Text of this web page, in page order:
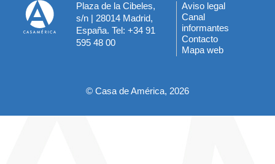
Plaza de la Cibeles,
s/n | 28014 Madrid,
España. Tel: +34 91
595 48 00
Menú
del
pie
Aviso legal
Canal
informantes
Contacto
Mapa web
© Casa de América, 2026